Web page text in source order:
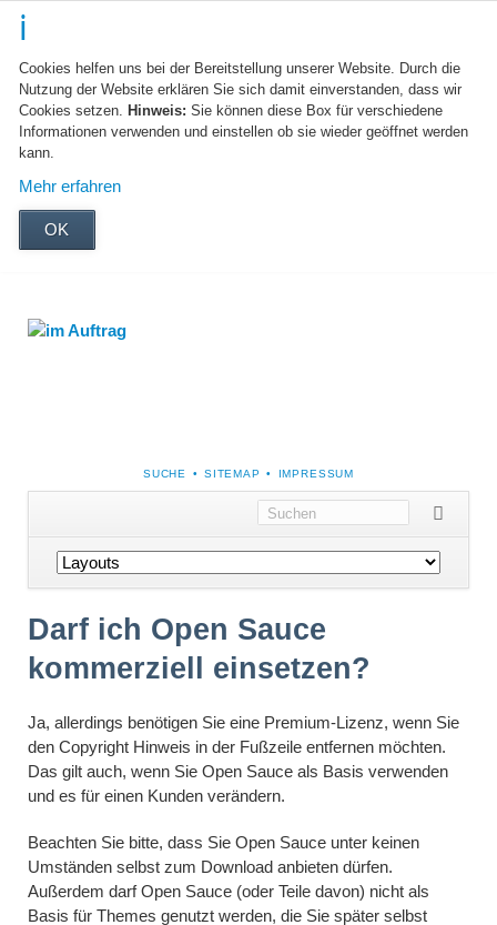
Cookies helfen uns bei der Bereitstellung unserer Website. Durch die
Nutzung der Website erklären Sie sich damit einverstanden, dass wir
Cookies setzen. Hinweis: Sie können diese Box für verschiedene
Informationen verwenden und einstellen ob sie wieder geöffnet werden
kann.
Mehr erfahren
OK
NAVIGATION
ÜBERSPRINGEN
SUCHE SITEMAP IMPRESSUM
Navigation
überspringen
Darf ich Open Sauce
kommerziell einsetzen?
Ja, allerdings benötigen Sie eine Premium-Lizenz, wenn Sie
den Copyright Hinweis in der Fußzeile entfernen möchten.
Das gilt auch, wenn Sie Open Sauce als Basis verwenden
und es für einen Kunden verändern.
Beachten Sie bitte, dass Sie Open Sauce unter keinen
Umständen selbst zum Download anbieten dürfen.
Außerdem darf Open Sauce (oder Teile davon) nicht als
Basis für Themes genutzt werden, die Sie später selbst